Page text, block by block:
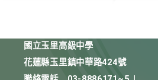
國立玉里高級中學
花蓮縣玉里鎮中華路424號